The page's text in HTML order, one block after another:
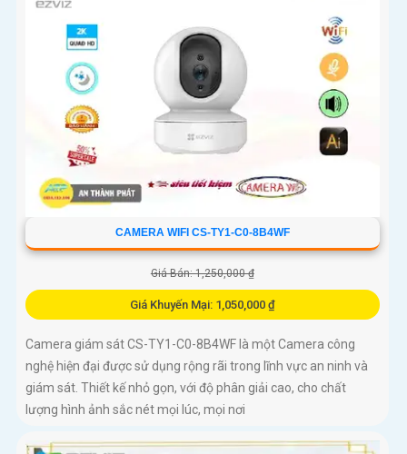
CAMERA WIFI CS-TY1-C0-8B4WF
Giá Bán: 1,250,000 ₫
Giá Khuyến Mại: 1,050,000 ₫
Camera giám sát CS-TY1-C0-8B4WF là một Camera công
nghệ hiện đại được sử dụng rộng rãi trong lĩnh vực an ninh và
giám sát. Thiết kế nhỏ gọn, với độ phân giải cao, cho chất
lượng hình ảnh sắc nét mọi lúc, mọi nơi